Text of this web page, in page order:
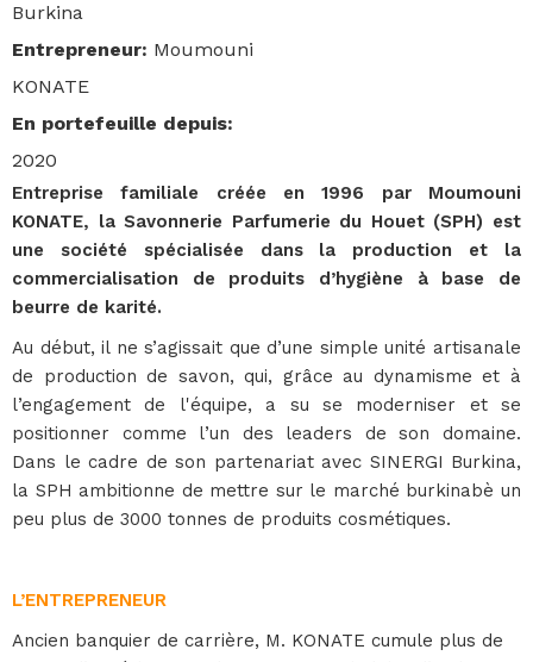
Burkina
Entrepreneur: Moumouni
KONATE
En portefeuille depuis:
2020
Entreprise familiale créée en 1996 par Moumouni
KONATE, la Savonnerie Parfumerie du Houet (SPH) est
une société spécialisée dans la production et la
commercialisation de produits d’hygiène à base de
beurre de karité.
Au début, il ne s’agissait que d’une simple unité artisanale
de production de savon, qui, grâce au dynamisme et à
l’engagement de l'équipe, a su se moderniser et se
positionner comme l’un des leaders de son domaine.
Dans le cadre de son partenariat avec SINERGI Burkina,
la SPH ambitionne de mettre sur le marché burkinabè un
peu plus de 3000 tonnes de produits cosmétiques.
L’ENTREPRENEUR
Ancien banquier de carrière, M. KONATE cumule plus de